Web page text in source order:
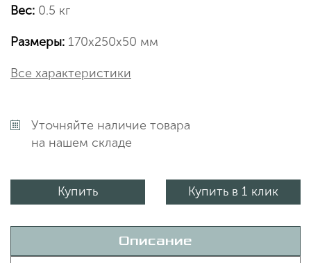
Вес: 0.5 кг
Размеры: 170х250х50 мм
Все характеристики
Уточняйте наличие товара
на нашем складе
Купить Купить в 1 клик
Описание